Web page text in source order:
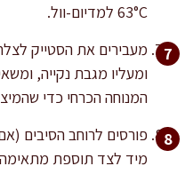
63°C למדיום-וול.
מעבירים את הסטייק
המנוחה הכרחי כדי
פורסים לרוחב הסיבים
מיד לצד תוספת מתאימה